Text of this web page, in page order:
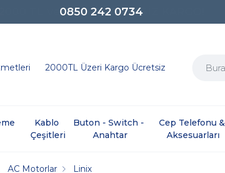
0850 242 0734
2000TL Üzeri Kargo Ücretsiz
Kablo
Çeşitleri
Buton - Switch -
Anahtar
Cep Telefonu &
Aksesuarları
AC Motorlar Linix